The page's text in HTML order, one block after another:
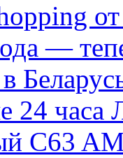
—
24 часа
C63